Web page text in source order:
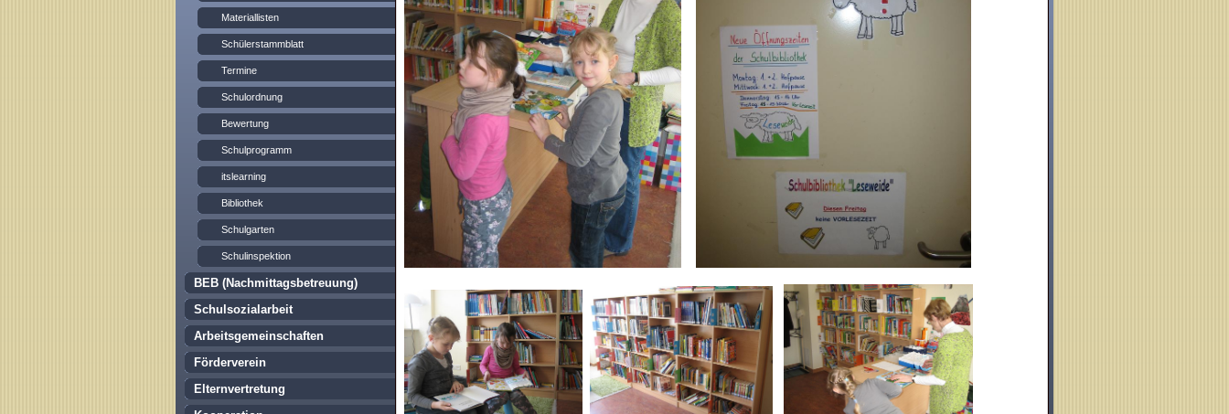
Materiallisten
Schülerstammblatt
Termine
Schulordnung
Bewertung
Schulprogramm
itslearning
Bibliothek
Schulgarten
Schulinspektion
BEB (Nachmittagsbetreuung)
Schulsozialarbeit
Arbeitsgemeinschaften
Förderverein
Elternvertretung